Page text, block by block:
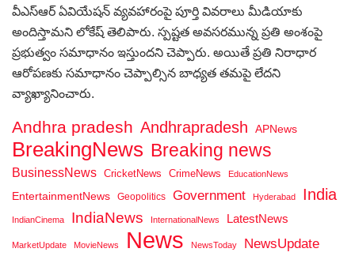
వీఎస్ఆర్ ఏవియేషన్ వ్యవహారంపై పూర్తి వివరాలు మీడియాకు
అందిస్తామని లోకేష్ తెలిపారు. స్పష్టత అవసరమున్న ప్రతి అంశంపై
ప్రభుత్వం సమాధానం ఇస్తుందని చెప్పారు. అయితే ప్రతి నిరాధార
ఆరోపణకు సమాధానం చెప్పాల్సిన బాధ్యత తమపై లేదని
వ్యాఖ్యానించారు.
Andhra pradesh Andhrapradesh APNews
BreakingNews Breaking news
BusinessNews CricketNews CrimeNews EducationNews
EntertainmentNews Geopolitics Government Hyderabad India
IndianCinema IndiaNews InternationalNews LatestNews
MarketUpdate MovieNews News NewsToday NewsUpdate